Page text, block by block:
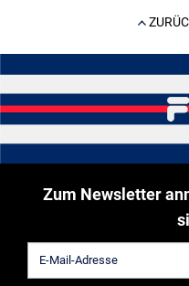
Zum Newsletter